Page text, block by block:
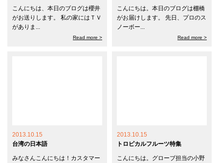
こんにちは、本日のブログは櫻井
がお送りします。 私の家にはＴＶ
がありま...
Read more >
こんにちは。本日のブログは棚橋
がお届けします。 先日、プロのス
ノーボー...
Read more >
2013.10.15
台湾の日本語
みなさんこんにちは！カスタマー
2013.10.15
トロピカルフルーツ特集
こんにちは。グローブ担当の小野